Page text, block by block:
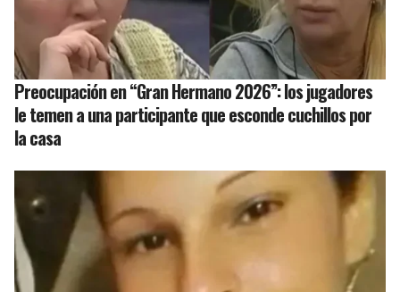
Preocupación en “Gran Hermano 2026”: los jugadores
le temen a una participante que esconde cuchillos por
la casa